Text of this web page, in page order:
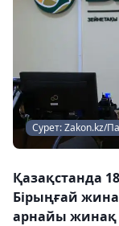
Сурет: Zakon.kz/
Қазақстанда
Бірыңғай
арнайы жинақ